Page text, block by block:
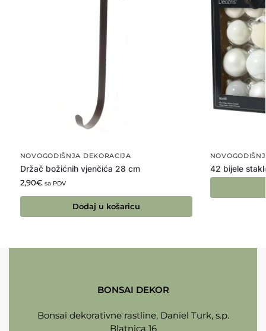
NOVOGODIŠNJA DEKORACIJA
Držač božićnih vjenčića 28 cm
2,90€ sa PDV
Dodaj u košaricu
42 bijele
BONSAI DEKOR
Bonsai dekorativne rastline, Daniel Turk, s.p.
Blatnica 16